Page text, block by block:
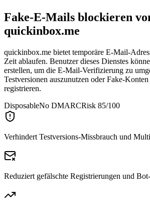
Fake-E-Mails blockieren
quickinbox.me
quickinbox.me bietet temporäre E-Mail-
Zeit ablaufen. Benutzer dieses Dienstes
erstellen, um die E-Mail-Verifizierung zu
Testversionen auszunutzen oder Fake-
registrieren.
DisposableNo DMARCRisk 85/100
Verhindert Testversions-Missbrauch und
Reduziert gefälschte Registrierungen und